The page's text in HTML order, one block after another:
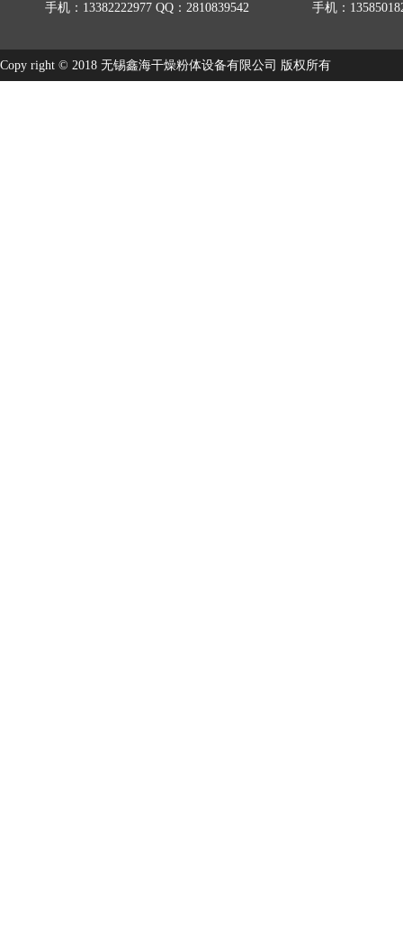
手机：13382222977 QQ：2810839542 手机：
Copy right © 2018 无锡鑫海干燥粉体设备有限公司 版权所有